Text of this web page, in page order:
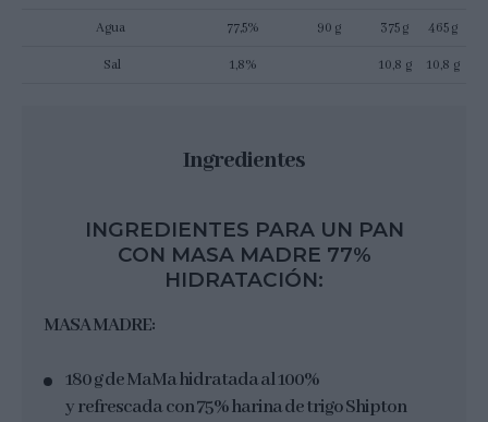
Agua 77,5% 90 g 375 g 465 g
Sal 1,8% 10,8 g 10,8 g
Ingredientes
INGREDIENTES PARA UN PAN
CON MASA MADRE 77%
HIDRATACIÓN:
MASA MADRE:
180 g de MaMa hidratada al 100%
y refrescada con 75% harina de trigo Shipton